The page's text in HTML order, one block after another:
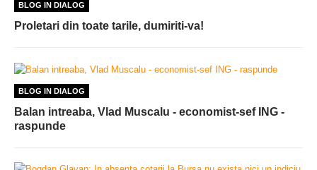
BLOG IN DIALOG
Proletari din toate tarile, dumiriti-va!
BLOG IN DIALOG
Balan intreaba, Vlad Muscalu - economist-sef ING -
raspunde